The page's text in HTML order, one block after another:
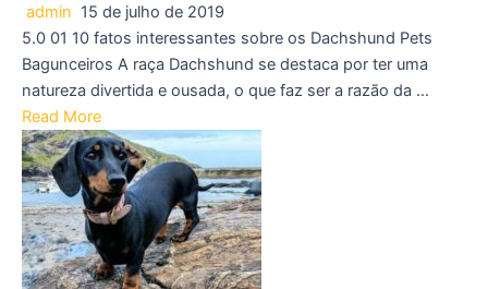
admin 15 de julho de 2019
5.0 01 10 fatos interessantes sobre os Dachshund Pets
Bagunceiros A raça Dachshund se destaca por ter uma
natureza divertida e ousada, o que faz ser a razão da …
Read More